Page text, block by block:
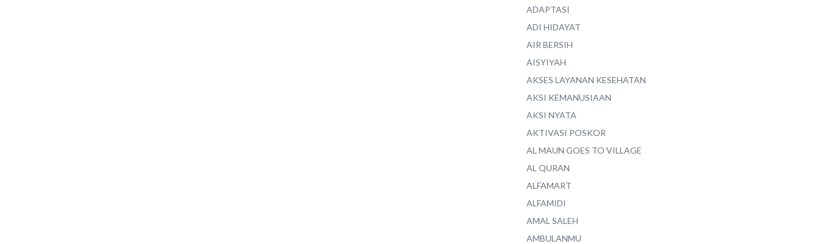
ADAPTASI
ADI HIDAYAT
AIR BERSIH
AISYIYAH
AKSES LAYANAN KESEHATAN
AKSI KEMANUSIAAN
AKSI NYATA
AKTIVASI POSKOR
AL MAUN GOES TO VILLAGE
AL QURAN
ALFAMART
ALFAMIDI
AMAL SALEH
AMBULANMU